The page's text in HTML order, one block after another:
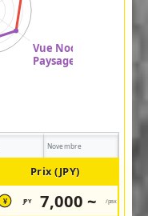
Novembre
Prix (JPY)
¥ JPY 7,000 ~ /pax